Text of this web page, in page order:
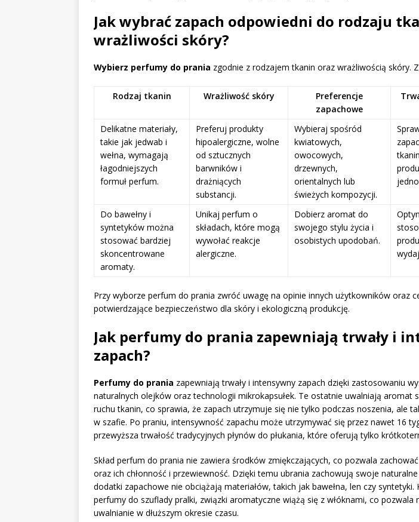
Jak wybrać zapach odpowiedni do rodzaju
wrażliwości skóry?
Wybierz perfumy do prania zgodnie z rodzajem tkanin oraz wrażliwością skóry.
Rodzaj tkanin Wrażliwość skóry
Preferencje
zapachowe
Delikatne materiały,
takie jak jedwab i
wełna, wymagają
łagodniejszych
formuł perfum.
Preferuj produkty
hipoalergiczne, wolne
od sztucznych
barwników i
drażniących
substancji.
Wybieraj spośród
kwiatowych,
owocowych,
drzewnych,
orientalnych lub
świeżych kompozycji.
Do bawełny i
syntetyków można
stosować bardziej
skoncentrowane
aromaty.
Unikaj perfum o
składach, które mogą
wywołać reakcje
alergiczne.
Dobierz aromat do
swojego stylu życia i
osobistych upodobań.
Przy wyborze perfum do prania zwróć uwagę na opinie innych użytkowników oraz
potwierdzające bezpieczeństwo dla skóry i ekologiczną produkcję.
Jak perfumy do prania zapewniają trwały i
zapach?
Perfumy do prania zapewniają trwały i intensywny zapach dzięki zastosowaniu
naturalnych olejków oraz technologii mikrokapsułek. Te ostatnie uwalniają aromat
ruchu tkanin, co sprawia, że zapach utrzymuje się nie tylko podczas noszenia, ale
w szafie. Po praniu, intensywność zapachu może utrzymywać się przez nawet 16
przewyższa trwałość tradycyjnych płynów do płukania, które oferują tylko
Skład perfum do prania nie zawiera środków zmiękczających, co pozwala
oraz ich chłonność i przewiewność. Dzięki temu ubrania zachowują swoje naturalne
dodatki zapachowe nie obciążają materiałów, takich jak bawełna, len czy syntetyki.
perfumy do szuflady pralki, związki aromatyczne wiążą się z włóknami, co pozwala
uwalnianie w dłuższym okresie czasu.